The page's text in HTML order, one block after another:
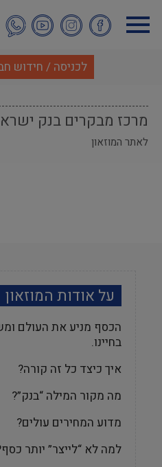
לתוכן
העיקרי
לכניסה / חידוש
מרכז מבקרים בנק
לאתר המוזאון
על אודות המוזאון
הכסף מניע את העולם
בחיינו.
איך כיצד כל זה קורה?
מה מקור המילה “בנק”?
מדוע המחירים עולים?
למה לא “לייצר” יותר כסף